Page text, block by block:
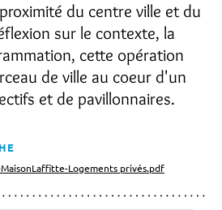
du centre ville et du
sur le contexte, la
cette opération
de ville au coeur d'un
et de pavillonnaires.
Logements privés.pdf